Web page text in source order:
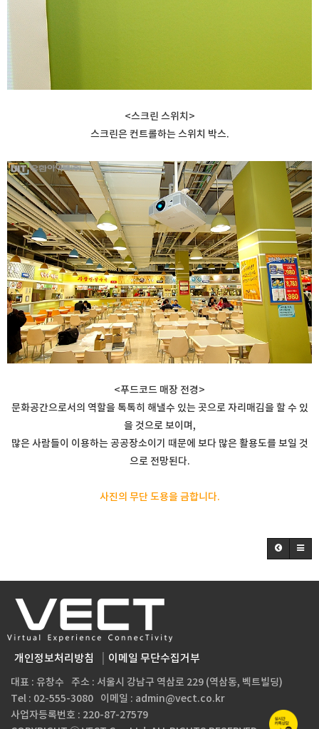
<스크린 스위치>
스크린은 컨트롤하는 스위치 박스.
<푸드코드 매장 전경>
문화공간으로서의 역할을 톡톡히 해낼수 있는 곳으로 자리매김을 할 수 있
을 것으로 보이며,
많은 사람들이 이용하는 공공장소이기 때문에 보다 많은 활용도를 보일 것
으로 전망된다.
사진의 무단 도용을 금합니다.
개인정보처리방침
이메일 무단수집거부
대표 : 유창수
주소 : 서울시 강남구 역삼로 229 (역삼동, 벡트빌딩)
Tel : 02-555-3080
이메일 : admin@vect.co.kr
사업자등록번호 : 220-87-27579